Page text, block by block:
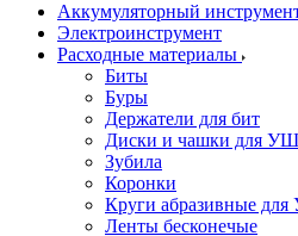
Аккумуляторный
Электроинструмент
Расходные материалы
Биты
Буры
Держатели для бит
Диски и чашки для
Зубила
Коронки
Круги абразивные
Ленты бесконечые